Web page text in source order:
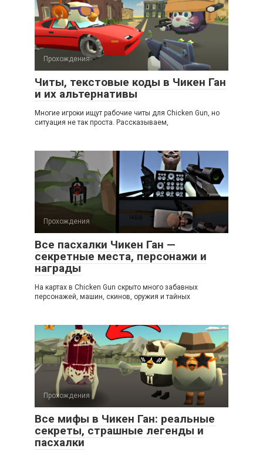
Прохождения
Читы, текстовые коды в Чикен Ган
и их альтернативы
Многие игроки ищут рабочие читы для Chicken Gun, но
ситуация не так проста. Рассказываем,
Прохождения
Все пасхалки Чикен Ган —
секретные места, персонажи и
награды
На картах в Chicken Gun скрыто много забавных
персонажей, машин, скинов, оружия и тайных
Прохождения
Все мифы в Чикен Ган: реальные
секреты, страшные легенды и
пасхалки